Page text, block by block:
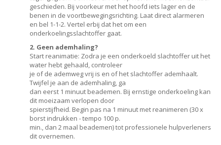
geschieden. Bij voorkeur met het hoofd iets lager en de
benen in de voortbewegingsrichting. Laat direct alarmeren
en bel 1-1-2. Vertel erbij dat het om een
onderkoelingsslachtoffer gaat.
2. Geen ademhaling?
Start reanimatie: Zodra je een onderkoeld slachtoffer uit het
water hebt gehaald, controleer
je of de ademweg vrij is en of het slachtoffer ademhaalt.
Twijfel je aan de ademhaling, ga
dan eerst 1 minuut beademen. Bij ernstige onderkoeling kan
dit moeizaam verlopen door
spierstijfheid. Begin pas na 1 minuut met reanimeren (30 x
borst indrukken - tempo 100 p.
min., dan 2 maal beademen) tot professionele hulpverleners
dit overnemen.